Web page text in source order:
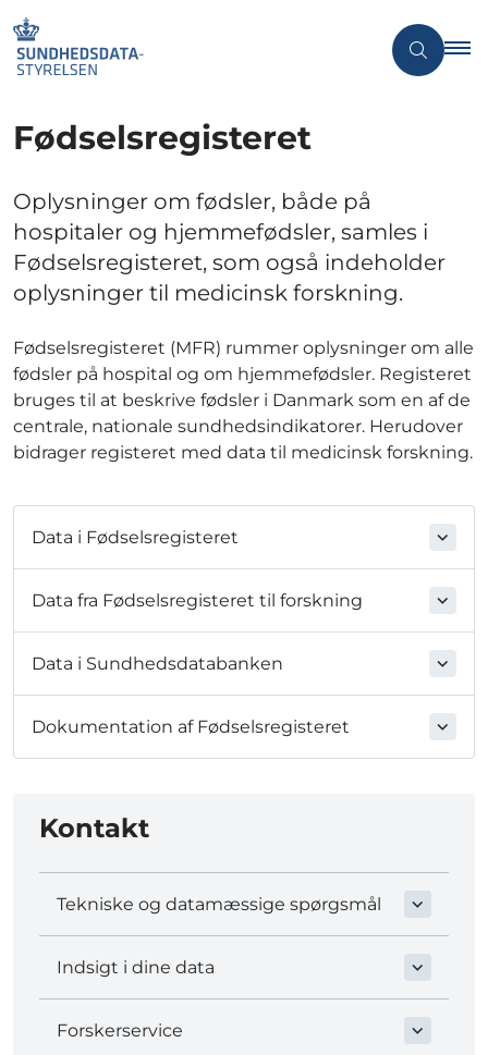
Fødselsregisteret
Oplysninger om fødsler, både på
hospitaler og hjemmefødsler, samles i
Fødselsregisteret, som også indeholder
oplysninger til medicinsk forskning.
Fødselsregisteret (MFR) rummer oplysninger om alle
fødsler på hospital og om hjemmefødsler. Registeret
bruges til at beskrive fødsler i Danmark som en af de
centrale, nationale sundhedsindikatorer. Herudover
bidrager registeret med data til medicinsk forskning.
Data i Fødselsregisteret
Data fra Fødselsregisteret til forskning
Data i Sundhedsdatabanken
Dokumentation af Fødselsregisteret
Kontakt
Tekniske og datamæssige spørgsmål
Indsigt i dine data
Forskerservice